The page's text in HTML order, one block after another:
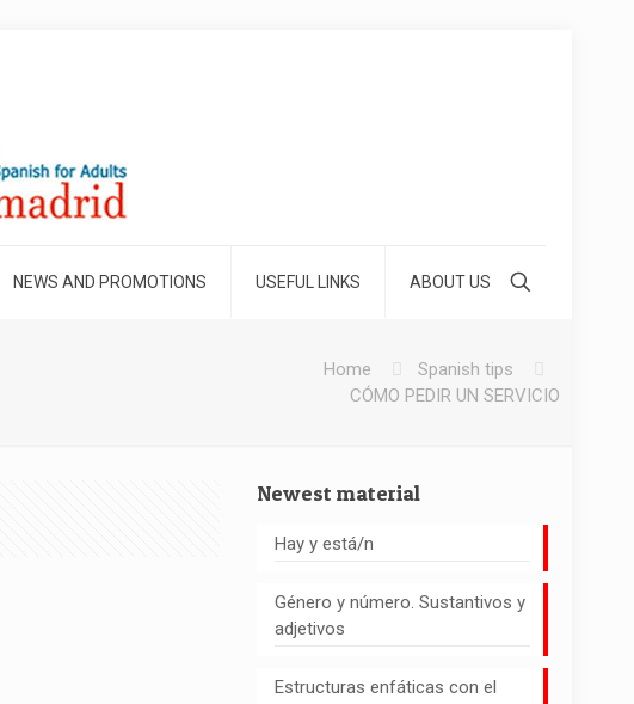
NEWS AND PROMOTIONS USEFUL LINKS ABOUT US
Home
Spanish tips
CÓMO PEDIR UN SERVICIO
Newest material
Hay y está/n
Género y número. Sustantivos y
adjetivos
Estructuras enfáticas con el